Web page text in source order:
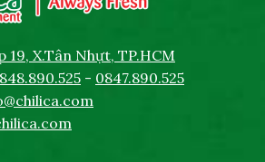
19, X.Tân Nhựt, TP.HCM
- 0847.890.525